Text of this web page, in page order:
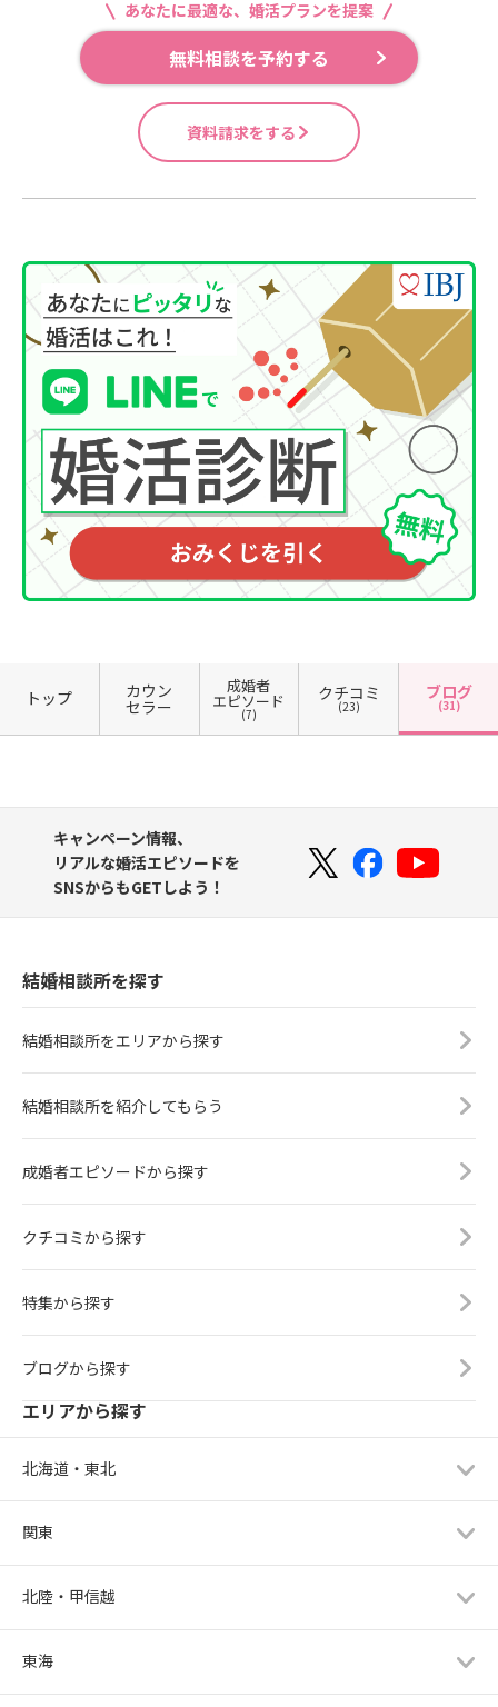
あなたに最適な、婚活プランを提案
無料相談を予約する
資料請求をする
トップ カウン
セラー
成婚者
エピソード
(7)
クチコミ
(23)
ブログ
(31)
キャンペーン情報、
リアルな婚活エピソードを
SNSからもGETしよう！
結婚相談所を探す
結婚相談所をエリアから探す
結婚相談所を紹介してもらう
成婚者エピソードから探す
クチコミから探す
特集から探す
ブログから探す
エリアから探す
北海道・東北
関東
北陸・甲信越
東海